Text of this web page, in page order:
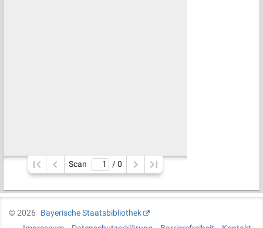
Scan / 0
©2026
Bayerische Staatsbibliothek